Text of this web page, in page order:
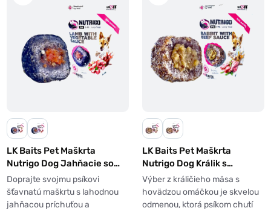
LK Baits Pet Maškrta
Nutrigo Dog Jahňacie so
zeleninou omáčkou
Doprajte svojmu psíkovi
šťavnatú maškrtu s lahodnou
jahňacou príchuťou a
LK Baits Pet Maškrta
Nutrigo Dog Králik s
hovädzou omáčkou
Výber z králičieho mäsa s
hovädzou omáčkou je skvelou
odmenou, ktorá psíkom chutí